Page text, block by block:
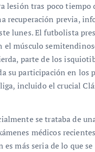
lesión tras poco tiempo
recuperación previa,
lunes. El futbolista
el músculo
parte de los
su participación en los
incluido el crucial
se trataba de
médicos
es más seria de lo que